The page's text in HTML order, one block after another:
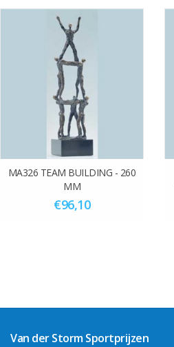
MA326 TEAM BUILDING - 260
MM
€96,10
Van der Storm Sportprijzen